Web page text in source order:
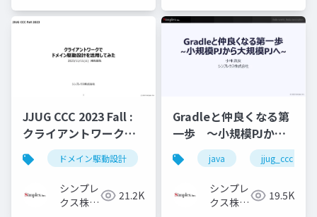
JJUG CCC 2023 Fall :
クライアントワークで
ドメイン駆動設計を活
用してみてた
ドメイン駆動設計 ddd java
シンプレ
クス株式
21.2K
Gradleと仲良くなる第
一歩 ～小規模PJから
大規模PJへ～
java jjug_ccc
シンプレ
クス株式
19.5K